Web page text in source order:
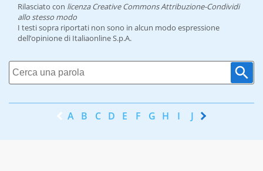
Rilasciato con licenza Creative Commons Attribuzione-Condividi
allo stesso modo
I testi sopra riportati non sono in alcun modo espressione
dell’opinione di Italiaonline S.p.A.
A B C D E F G H I J K